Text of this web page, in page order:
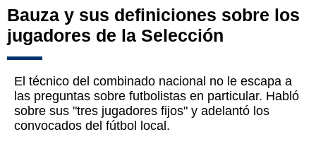
Bauza y sus definiciones sobre los
jugadores de la Selección
El técnico del combinado nacional no le escapa a
las preguntas sobre futbolistas en particular. Habló
sobre sus "tres jugadores fijos" y adelantó los
convocados del fútbol local.